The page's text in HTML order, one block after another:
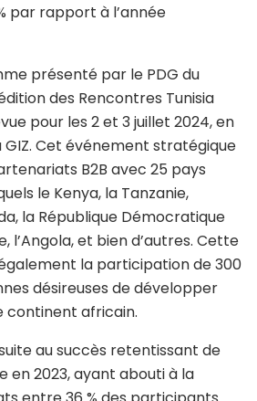
par rapport à l’année
présenté par le PDG du
des Rencontres Tunisia
pour les 2 et 3 juillet 2024, en
Cet événement stratégique
B2B avec 25 pays
le Kenya, la Tanzanie,
la République Démocratique
l’Angola, et bien d’autres. Cette
la participation de 300
désireuses de développer
continent africain.
au succès retentissant de
en 2023, ayant abouti à la